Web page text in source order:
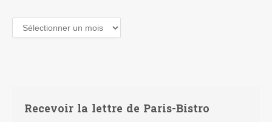
Recevoir la lettre de Paris-Bistro